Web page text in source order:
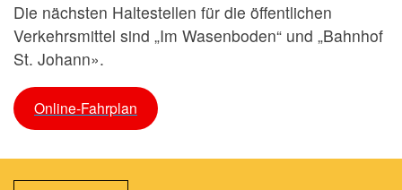
Die nächsten Haltestellen für die öffentlichen
Verkehrsmittel sind „Im Wasenboden“ und „Bahnhof
St. Johann».
Online-Fahrplan